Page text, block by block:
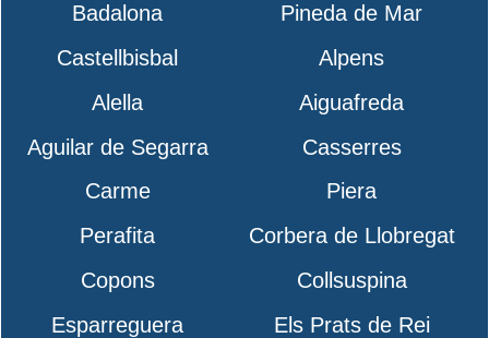
Badalona
Pineda de Mar
Castellbisbal
Alpens
Alella
Aiguafreda
Aguilar de Segarra
Casserres
Carme
Piera
Perafita
Corbera de Llobregat
Copons
Collsuspina
Esparreguera
Els Prats de Rei